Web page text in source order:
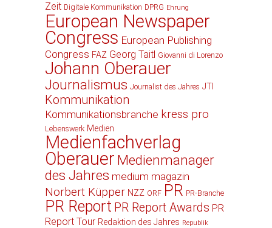
Zeit Digitale Kommunikation DPRG Ehrung
European Newspaper
Congress European Publishing
Congress FAZ Georg Taitl Giovanni di Lorenzo
Johann Oberauer
Journalismus Journalist des Jahres JTI
Kommunikation
Kommunikationsbranche kress pro
Lebenswerk Medien
Medienfachverlag
Oberauer Medienmanager
des Jahres medium magazin
Norbert Küpper NZZ ORF PR PR-Branche
PR Report PR Report Awards PR
Report Tour Redaktion des Jahres Republik